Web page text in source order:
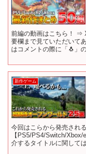
前編の動画はこちら！ ⇒
要欄まで見ていただいて
はコメントの際に「🐧」
新作ゲーム
今回はこらから発売され
【PS5/PS4/Switch/
介するタイトルに関して